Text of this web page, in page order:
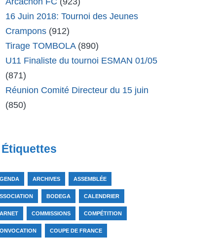
16 Juin 2018: Tournoi des Jeunes
Crampons (912)
Tirage TOMBOLA (890)
U11 Finaliste du tournoi ESMAN 01/05
(871)
Réunion Comité Directeur du 15 juin
(850)
Étiquettes
ARCHIVES ASSEMBLÉE
BODEGA CALENDRIER
COMMISSIONS COMPÉTITION
COUPE DE FRANCE